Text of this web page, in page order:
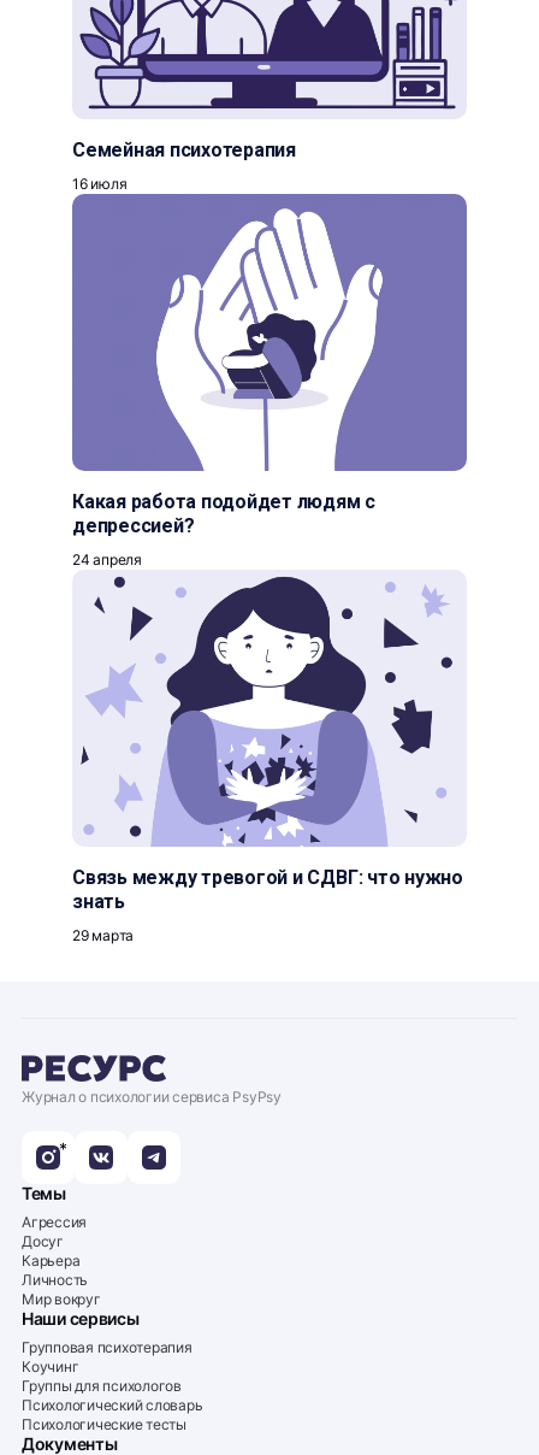
Семейная психотерапия
16 июля
Какая работа подойдет людям с
депрессией?
24 апреля
Связь между тревогой и СДВГ: что нужно
знать
29 марта
Журнал о психологии сервиса PsyPsy
*
Темы
Агрессия
Досуг
Карьера
Личность
Мир вокруг
Наши сервисы
Групповая психотерапия
Коучинг
Группы для психологов
Психологический словарь
Психологические тесты
Документы